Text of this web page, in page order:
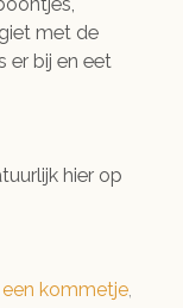
met de
er bij en eet
hier op
kommetje,